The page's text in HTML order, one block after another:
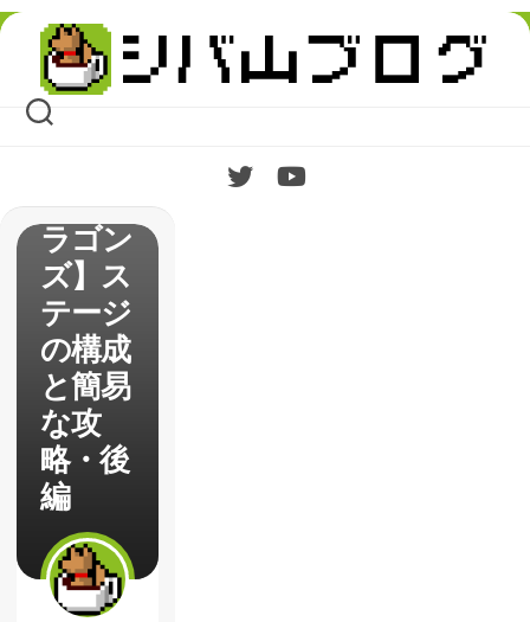
Skip
content
【ダン
ズ＆ド
ラゴン
ズ】ス
テージ
の構成
と簡易
な攻
略・後
編